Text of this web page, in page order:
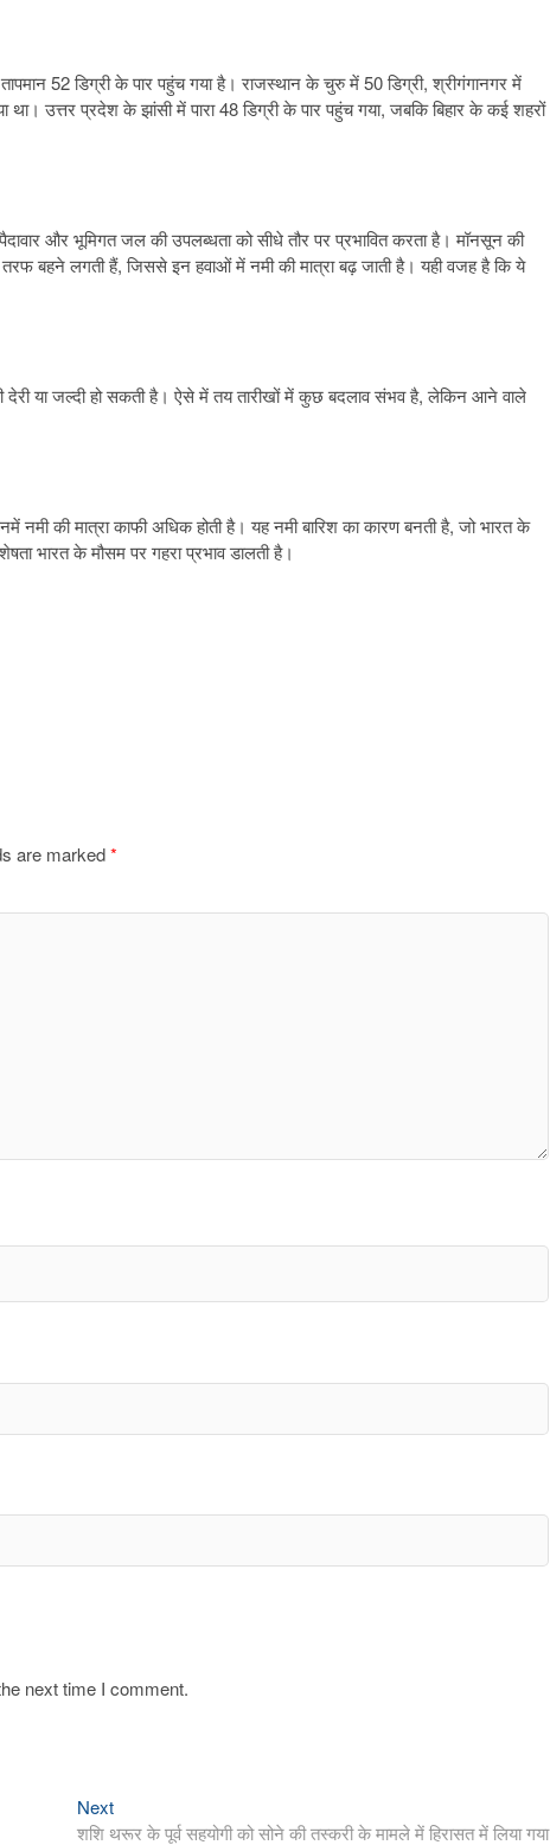
52 डिग्री के पार पहुंच गया है। राजस्थान के चुरु में 50 डिग्री, श्रीगंगानगर में
था। उत्तर प्रदेश के झांसी में पारा 48 डिग्री के पार पहुंच गया, जबकि बिहार के कई शहरों
और भूमिगत जल की उपलब्धता को सीधे तौर पर प्रभावित करता है। मॉनसून की
बहने लगती हैं, जिससे इन हवाओं में नमी की मात्रा बढ़ जाती है। यही वजह है कि ये
या जल्दी हो सकती है। ऐसे में तय तारीखों में कुछ बदलाव संभव है, लेकिन आने वाले
की मात्रा काफी अधिक होती है। यह नमी बारिश का कारण बनती है, जो भारत के
भारत के मौसम पर गहरा प्रभाव डालती है।
are marked*
next time I comment.
NextNext
post:
शशि थरूर के पूर्व सहयोगी को सोने की तस्करी के मामले में हिरासत में लिया गया